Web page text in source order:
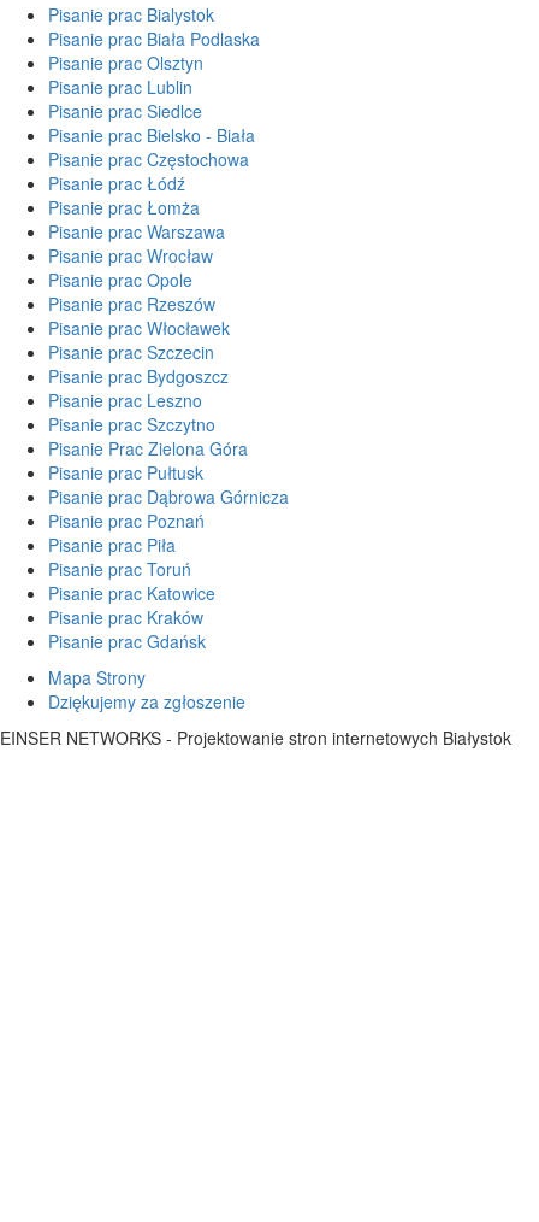
Pisanie prac Bialystok
Pisanie prac Biała Podlaska
Pisanie prac Olsztyn
Pisanie prac Lublin
Pisanie prac Siedlce
Pisanie prac Bielsko - Biała
Pisanie prac Częstochowa
Pisanie prac Łódź
Pisanie prac Łomża
Pisanie prac Warszawa
Pisanie prac Wrocław
Pisanie prac Opole
Pisanie prac Rzeszów
Pisanie prac Włocławek
Pisanie prac Szczecin
Pisanie prac Bydgoszcz
Pisanie prac Leszno
Pisanie prac Szczytno
Pisanie Prac Zielona Góra
Pisanie prac Pułtusk
Pisanie prac Dąbrowa Górnicza
Pisanie prac Poznań
Pisanie prac Piła
Pisanie prac Toruń
Pisanie prac Katowice
Pisanie prac Kraków
Pisanie prac Gdańsk
Mapa Strony
Dziękujemy za zgłoszenie
EINSER NETWORKS - Projektowanie stron internetowych Białystok